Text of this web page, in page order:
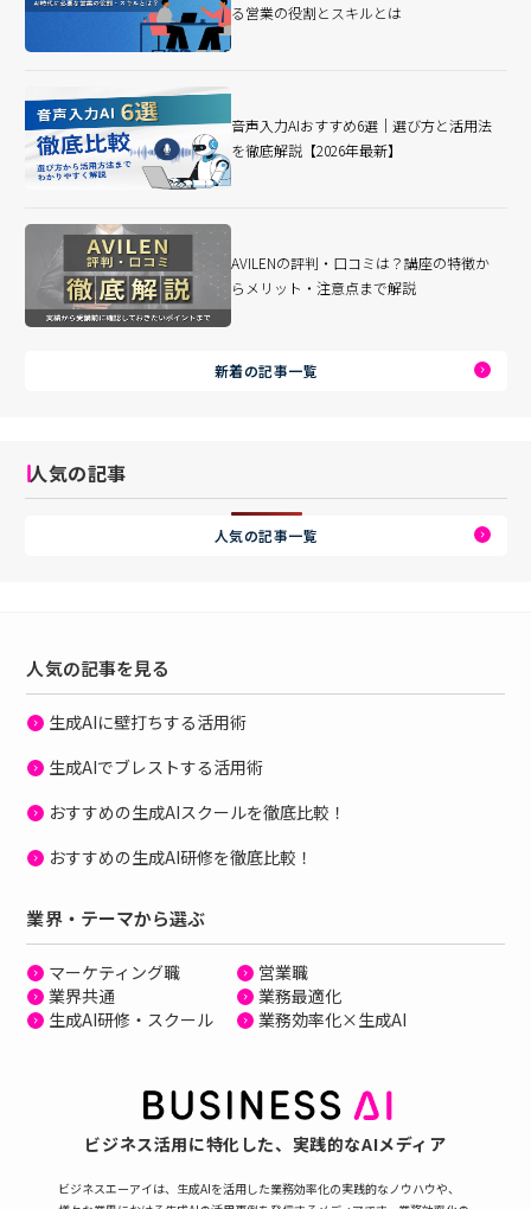
る営業の役割とスキルとは
音声入力AIおすすめ6選｜選び方と活用法
を徹底解説【2026年最新】
AVILENの評判・口コミは？講座の特徴か
らメリット・注意点まで解説
新着の記事一覧
人気の記事
人気の記事一覧
ビジネス活用に特化した、 実践的なAIメディア
ビジネスエーアイは、生成AIを活用した業務効率化の実践的なノウハウや、
人気の記事を見る
生成AIに壁打ちする活用術
生成AIでブレストする活用術
おすすめの生成AIスクールを徹底比較！
おすすめの生成AI研修を徹底比較！
業界・テーマから選ぶ
マーケティング職
営業職
業界共通
業務最適化
生成AI研修・スクール
業務効率化×生成AI